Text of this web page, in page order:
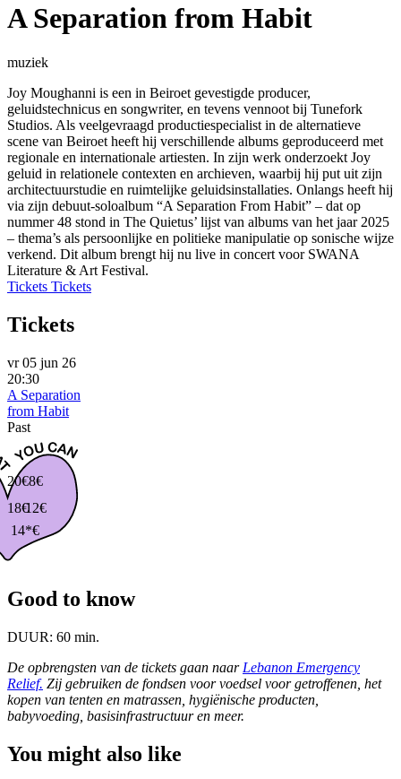
A Separation from Habit
muziek
Joy Moughanni is een in Beiroet gevestigde producer,
geluidstechnicus en songwriter, en tevens vennoot bij Tunefork
Studios. Als veelgevraagd productiespecialist in de alternatieve
scene van Beiroet heeft hij verschillende albums geproduceerd met
regionale en internationale artiesten. In zijn werk onderzoekt Joy
geluid in relationele contexten en archieven, waarbij hij put uit zijn
architectuurstudie en ruimtelijke geluidsinstallaties. Onlangs heeft hij
via zijn debuut-soloalbum “A Separation From Habit” – dat op
nummer 48 stond in The Quietus’ lijst van albums van het jaar 2025
– thema’s als persoonlijke en politieke manipulatie op sonische wijze
verkend. Dit album brengt hij nu live in concert voor SWANA
Literature & Art Festival.
Tickets Tickets
Tickets
vr 05 jun 26
20:30
A Separation
from Habit
Past
20€
18€
14*€
12€
8€
Good to know
DUUR: 60 min.
De opbrengsten van de tickets gaan naar Lebanon Emergency
Relief. Zij gebruiken de fondsen voor voedsel voor getroffenen, het
kopen van tenten en matrassen, hygiënische producten,
babyvoeding, basisinfrastructuur en meer.
You might also like